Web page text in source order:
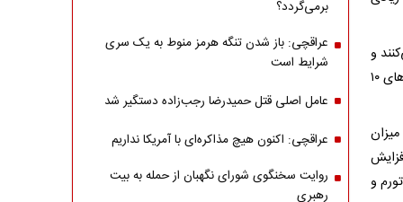
و
هیچگاه انسان‌های تلاشگر را فراموش نمی‌کنند، افزود: امروز شروع کار است و شاخص‌های ۱۰
و
برمی‌گردد؟
عراقچی: باز شدن تنگه هرمز منوط به یک سری
شرایط است
عامل اصلی قتل حمیدرضا رجب‌زاده دستگیر شد
عراقچی: اکنون هیچ مذاکره‌ای با آمریکا نداریم
روایت سخنگوی شورای نگهبان از حمله به بیت
رهبری